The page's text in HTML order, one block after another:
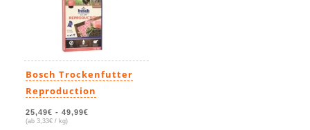
Bosch Trockenfutter
Reproduction
25,49€ - 49,99€
(ab 3,33€ / kg)